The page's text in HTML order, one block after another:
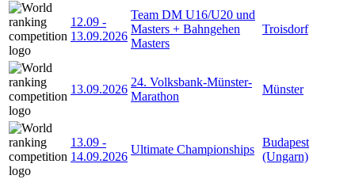
12.09 -
13.09.2026
Team DM U16/U20 und
Masters + Bahngehen
Masters
Troisdorf
13.09.2026
24. Volksbank-Münster-
Marathon
Münster
13.09 -
14.09.2026
Ultimate Championships
Budapest
(Ungarn)